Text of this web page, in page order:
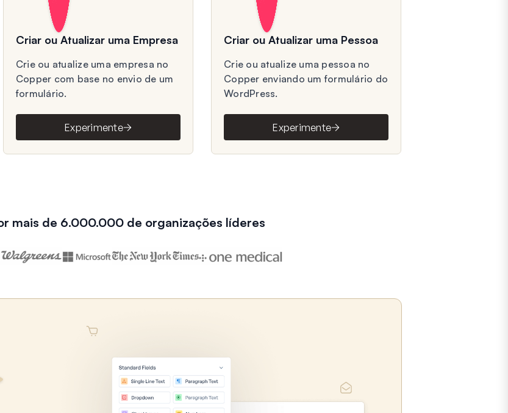
Criar ou Atualizar uma Empresa
Crie ou atualize uma empresa no
Copper com base no envio de um
formulário.
Experimente
Criar ou Atualizar uma Pessoa
Crie ou atualize uma pessoa no
Copper enviando um formulário do
WordPress.
Experimente
mais de 6.000.000 de organizações líderes